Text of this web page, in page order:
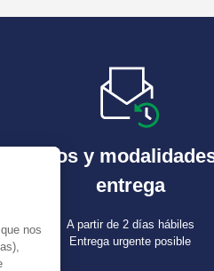
Plazos y
entrega
A partir de 2 días hábiles
Entrega urgente posible